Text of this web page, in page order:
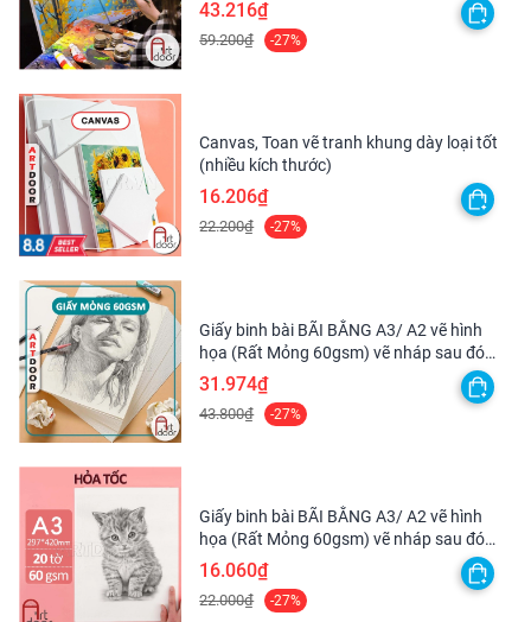
BẢO
QUẢN
- Rửa sạch cọ và lau khô sau khi vẽ, sẽ hạn chế được tối
đa tình trạng rụng lông.
- Nên bảo quản cọ trong hộp đựng sẽ giúp giữ dáng lông
thẳng hơn nhé.
- Mình có thể sử dụng kèm xà bông rửa cọ sẽ giúp lông
mượt hơn, sạch hơn nữa nha ^^
GIỚI
THIỆU
- Chưa có.
43.216₫
59.200₫ -27%
Canvas, Toan vẽ tranh khung dày loại tốt
(nhiều kích thước)
16.206₫
22.200₫ -27%
Giấy binh bài BÃI BẰNG A3/ A2 vẽ hình
họa (Rất Mỏng 60gsm) vẽ nháp sau đó
scan lại
31.974₫
43.800₫ -27%
Giấy binh bài BÃI BẰNG A3/ A2 vẽ hình
họa (Rất Mỏng 60gsm) vẽ nháp sau đó
scan lại - [HỎA TỐC HCM]
16.060₫
22.000₫ -27%